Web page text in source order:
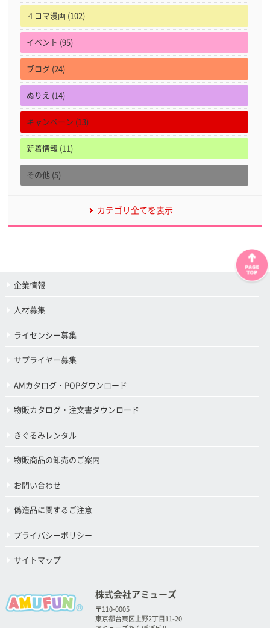
４コマ漫画 (102)
イベント (95)
ブログ (24)
ぬりえ (14)
キャンペーン (13)
新着情報 (11)
その他 (5)
カテゴリ全てを表示
企業情報
人材募集
ライセンシー募集
サプライヤー募集
AMカタログ・POPダウンロード
物販カタログ・注文書ダウンロード
きぐるみレンタル
物販商品の卸売のご案内
お問い合わせ
偽造品に関するご注意
プライバシーポリシー
サイトマップ
株式会社アミューズ
〒110-0005
東京都台東区上野2丁目11-20